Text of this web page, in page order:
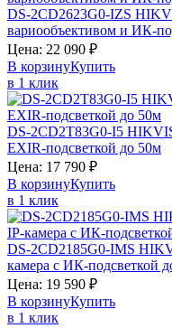
DS-2CD2623G0-IZS
вариообъективом и ИК-
Цена: 22 090 ₽
В корзинуКупить
в 1 клик
DS-2CD2T83G0-I5
EXIR-подсветкой до 50м
Цена: 17 790 ₽
В корзинуКупить
в 1 клик
DS-2CD2185G0-IMS
камера с ИК-подсветкой
Цена: 19 590 ₽
В корзинуКупить
в 1 клик